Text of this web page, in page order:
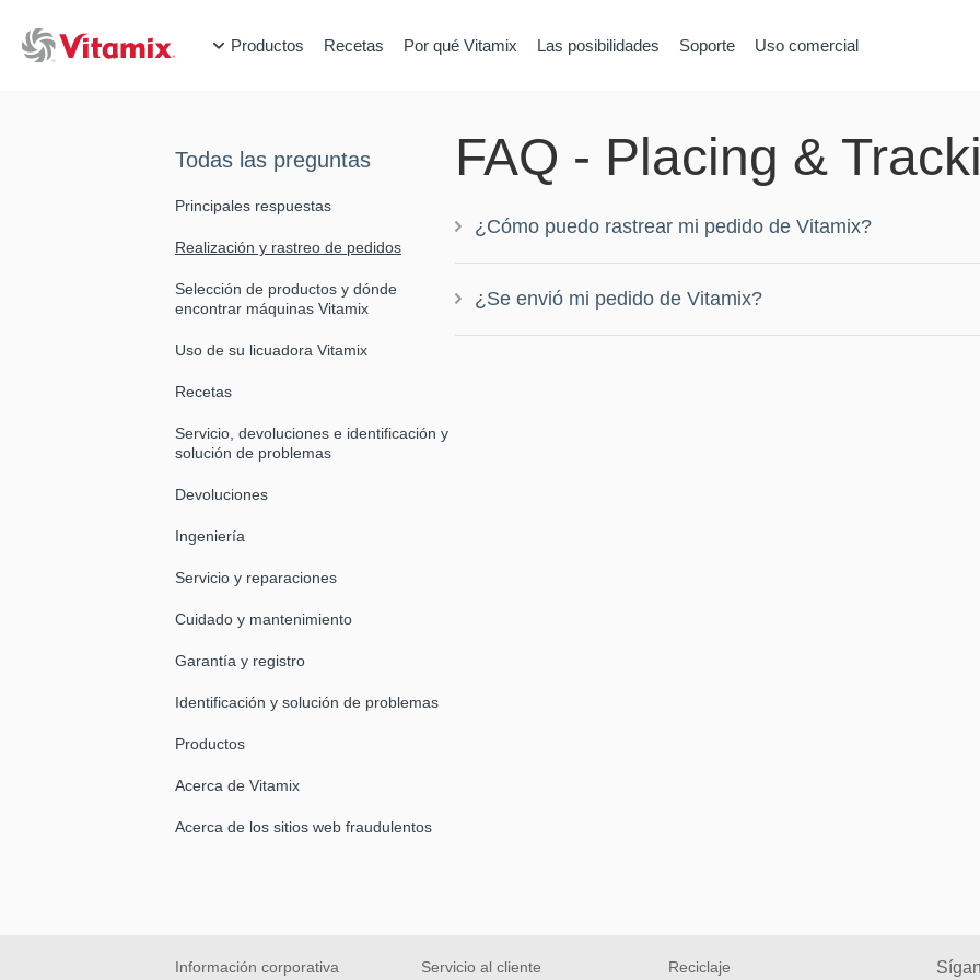
Productos Recetas Por qué Vitamix Las posibilidades Soporte Uso comercial
Todas las preguntas
Principales respuestas
Realización y rastreo de pedidos
Selección de productos y dónde
encontrar máquinas Vitamix
Uso de su licuadora Vitamix
Recetas
Servicio, devoluciones e identificación y
solución de problemas
Devoluciones
Ingeniería
Servicio y reparaciones
Cuidado y mantenimiento
Garantía y registro
Identificación y solución de problemas
Productos
Acerca de Vitamix
Acerca de los sitios web fraudulentos
FAQ - Placing &
Abierto
¿Cómo puedo rastrear mi pedido de Vitamix?
Abierto
¿Se envió mi pedido de Vitamix?
Información corporativa Servicio al cliente Reciclaje